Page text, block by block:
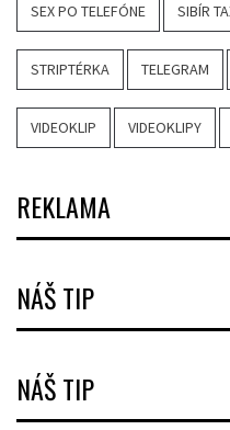
SEX PO TELEFÓNE SIBÍR
STRIPTÉRKA TELEGRAM
VIDEOKLIP VIDEOKLIPY
REKLAMA
NÁŠ TIP
NÁŠ TIP